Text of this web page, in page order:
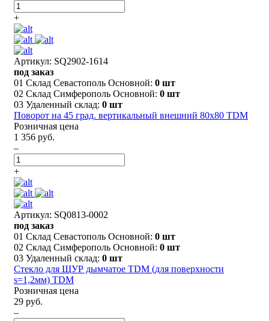
+
Артикул: SQ2902-1614
под заказ
01 Склад Севастополь Основной: 0 шт
02 Склад Симферополь Основной: 0 шт
03 Удаленный склад: 0 шт
Поворот на 45 град. вертикальный внешний 80х80 TDM
Розничная цена
1 356 руб.
–
+
Артикул: SQ0813-0002
под заказ
01 Склад Севастополь Основной: 0 шт
02 Склад Симферополь Основной: 0 шт
03 Удаленный склад: 0 шт
Стекло для ЩУР дымчатое TDM (для поверхности
s=1,2мм) TDM
Розничная цена
29 руб.
–